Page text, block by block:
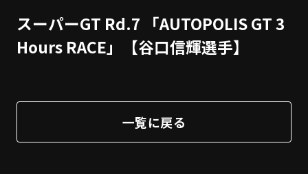
スーパーGT Rd.7 「AUTOPOLIS GT 3
Hours RACE」【谷口信輝選手】
一覧に戻る